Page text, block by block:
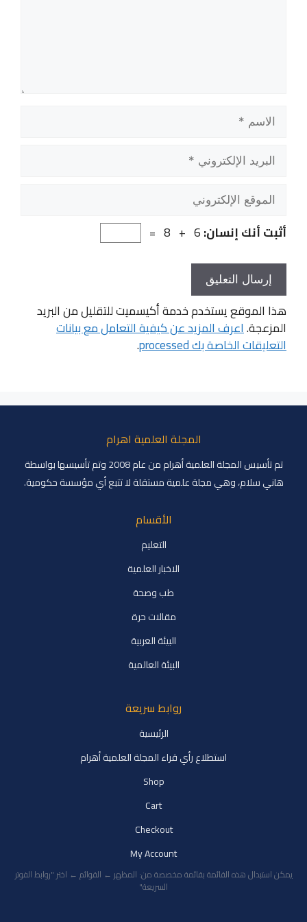
الاسم
البريد
الإلكتروني
الموقع
الإلكتروني
أثبت أنك إنسان:6 + 8 =
هذا الموقع يستخدم خدمة أكيسميت للتقليل من البريد
المزعجة.اعرف المزيد عن كيفية التعامل مع بيانات
التعليقات الخاصة بك processed .
المجلة العلمية اهرام
تم تأسيس المجلة العلمية أهرام من عام 2008 وتم تأسيسها بواسطة
هاني سلام، وهي مجلة علمية مستقلة لا تتبع أي مؤسسة حكومية.
الأقسام
التعليم
الاخبار العلمية
طب وصحة
مقالات حرة
البيئة العربية
البيئة العالمية
روابط سريعة
الرئيسية
استطلاع رأي قراء المجلة العلمية أهرام
Shop
Cart
Checkout
My Account
يمكن استبدال هذه القائمة بقائمة مخصصة من: المظهر ← القوائم ← اختر "روابط الفوتر
السريعة"